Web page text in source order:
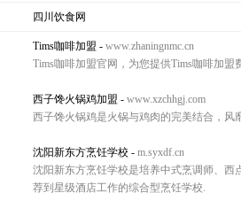
四川饮食网
Tims咖啡加盟 - www.zhaningnmc.cn
Tims咖啡加盟官网，为您提供Tims咖啡加盟
西子馋火锅鸡加盟 - www.xzchhgj.com
西子馋火锅鸡是火锅与鸡肉的完美结合，风
沈阳新东方烹饪学校 - m.syxdf.cn
沈阳新东方烹饪学校是培养中式烹调师、西
荐到星级酒店工作的综合型烹饪学校.